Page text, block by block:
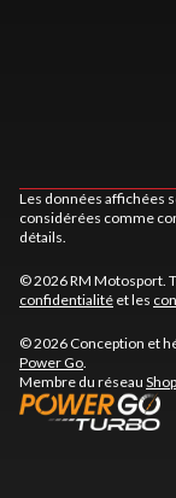
Les données affichées
considérées comme
détails.
© 2026 RM Motosport.
confidentialité et les
© 2026 Conception et
Power Go.
Membre du réseau